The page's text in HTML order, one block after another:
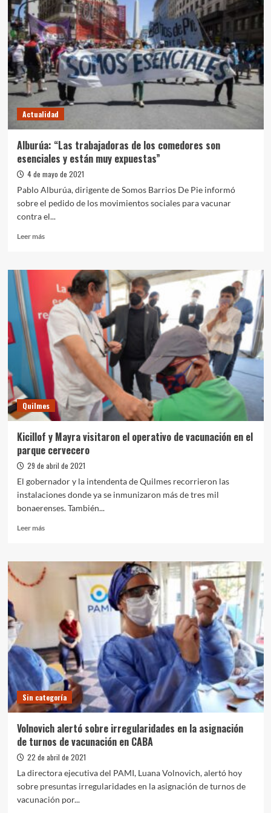
llegarán
al
país
861.000
vacunas
Astrazeneca
Actualidad
Alburúa: “Las trabajadoras de los comedores son
esenciales y están muy expuestas”
4 de mayo de 2021
Pablo Alburúa, dirigente de Somos Barrios De Pie informó
sobre el pedido de los movimientos sociales para vacunar
contra el...
Leer másLeer
Alburúa:
trabajadoras
de
los
comedores
son
esenciales
están
muy
expuestas”
Quilmes
Kicillof y Mayra visitaron el operativo de vacunación en el
parque cervecero
29 de abril de 2021
El gobernador y la intendenta de Quilmes recorrieron las
instalaciones donde ya se inmunizaron más de tres mil
bonaerenses. También...
Leer másLeer
Kicillof
y
operativo
vacunación
en
el
parque
cervecero
Sin categoría
Volnovich alertó sobre irregularidades en la asignación
de turnos de vacunación en CABA
22 de abril de 2021
La directora ejecutiva del PAMI, Luana Volnovich, alertó hoy
sobre presuntas irregularidades en la asignación de turnos de
vacunación por...